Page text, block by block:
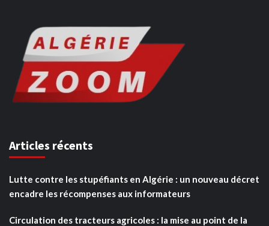
Articles récents
Lutte contre les stupéfiants en Algérie : un nouveau décret
encadre les récompenses aux informateurs
Circulation des tracteurs agricoles : la mise au point de la